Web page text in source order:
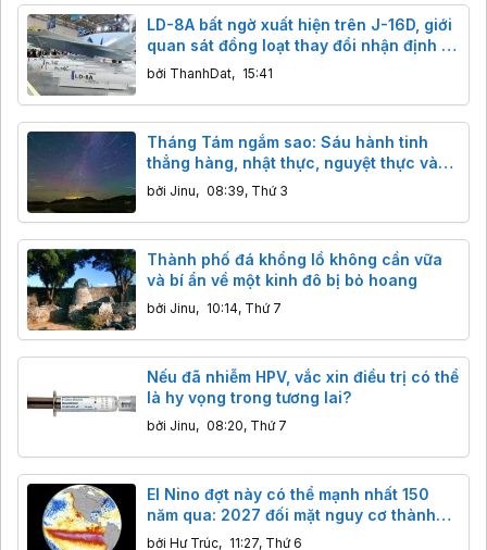
LD-8A bất ngờ xuất hiện trên J-16D, giới
quan sát đồng loạt thay đổi nhận định về
tên lửa chống radar mới của Trung
bởi ThanhDat, 15:41
Tháng Tám ngắm sao: Sáu hành tinh
thẳng hàng, nhật thực, nguyệt thực và
ngôi sao khổng lồ đáng sợ
bởi Jinu, 08:39, Thứ 3
Thành phố đá khổng lồ không cần vữa
và bí ẩn về một kinh đô bị bỏ hoang
bởi Jinu, 10:14, Thứ 7
Nếu đã nhiễm HPV, vắc xin điều trị có thể
là hy vọng trong tương lai?
bởi Jinu, 08:20, Thứ 7
El Nino đợt này có thể mạnh nhất 150
năm qua: 2027 đối mặt nguy cơ thành
năm nóng kỷ lục
bởi Hư Trúc, 11:27, Thứ 6